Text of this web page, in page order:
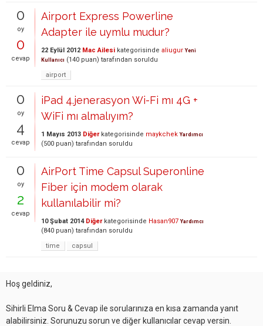
0
oy
0
cevap
Airport Express Powerline
Adapter ile uymlu mudur?
22 Eylül 2012 Mac Ailesi kategorisinde aliugur Yeni
Kullanıcı (140 puan) tarafından soruldu
airport
0
oy
4
cevap
iPad 4.jenerasyon Wi-Fi mı 4G +
WiFi mı almalıyım?
1 Mayıs 2013 Diğerkategorisinde maykchek Yardımcı
(500 puan) tarafından soruldu
0
oy
2
cevap
AirPort Time Capsul Superonline
Fiber için modem olarak
kullanılabilir mi?
10 Şubat 2014 Diğerkategorisinde Hasan907 Yardımcı
(840 puan) tarafından soruldu
time
capsul
Hoş geldiniz,
Sihirli Elma Soru & Cevap ile sorularınıza en kısa zamanda yanıt
alabilirsiniz. Sorunuzu sorun ve diğer kullanıcılar cevap versin.